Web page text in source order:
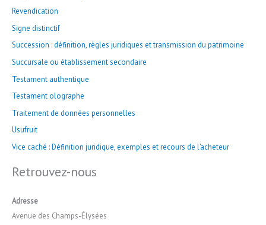
Revendication
Signe distinctif
Succession : définition, règles juridiques et transmission du patrimoine
Succursale ou établissement secondaire
Testament authentique
Testament olographe
Traitement de données personnelles
Usufruit
Vice caché : Définition juridique, exemples et recours de l’acheteur
Retrouvez-nous
Adresse
Avenue des Champs-Élysées